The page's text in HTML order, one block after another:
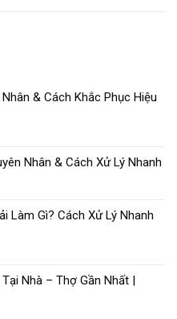
& Cách Khắc Phục Hiệu
Nhân & Cách Xử Lý Nhanh
Làm Gì? Cách Xử Lý Nhanh
Nhà – Thợ Gần Nhất |